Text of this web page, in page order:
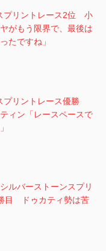
プリントレース2位 小
がもう限界で、最後は
たですね」
プリントレース優勝
ィン「レースペースで
ルバーストーンスプリ
目 ドゥカティ勢は苦